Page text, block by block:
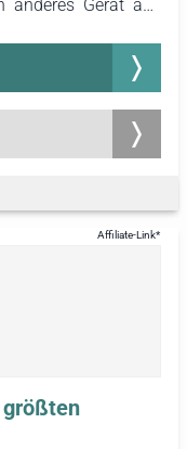
Gerät aus
Dampfgarkorb im
auch Gemüse
während der
größten